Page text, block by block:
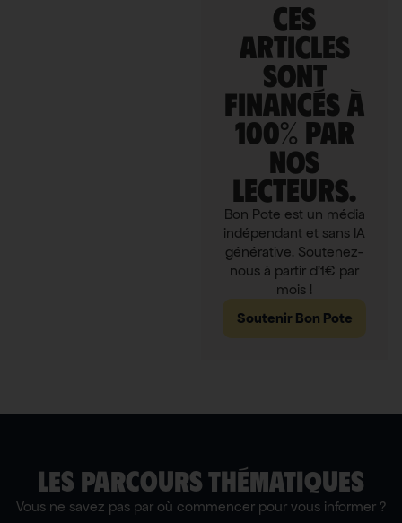
Ces
articles
sont
financés à
100% par
nos
lecteurs.
Bon Pote est un média
indépendant et sans IA
générative. Soutenez-
nous à partir d'1€ par
mois !
Soutenir Bon Pote
LES PARCOURS THÉMATIQUES
Vous ne savez pas par où commencer pour vous informer ?